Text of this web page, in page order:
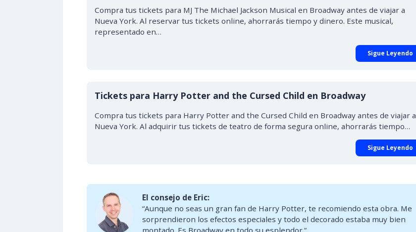
Compra tus tickets para MJ The Michael Jackson Musical en Broadway antes de viajar a
Nueva York. Al reservar tus tickets online, ahorrarás tiempo y dinero. Este musical,
representado en…
Sigue Leyendo
Tickets para Harry Potter and the Cursed Child en Broadway
Compra tus tickets para Harry Potter and the Cursed Child en Broadway antes de viajar a
Nueva York. Al adquirir tus tickets de teatro de forma segura online, ahorrarás tiempo…
Sigue Leyendo
El consejo de Eric:
“Aunque no seas un gran fan de Harry Potter, te recomiendo esta obra. Me
sorprendieron los efectos especiales y todo el decorado estaba muy bien
montado. Es Broadway en todo su esplendor.”